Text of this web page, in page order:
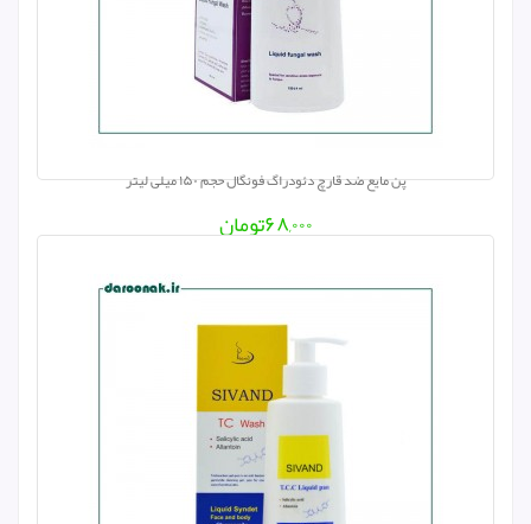
پن مایع ضد قارچ دئودراگ فونگال حجم ۱۵۰ میلی لیتر
۶۸,۰۰۰تومان